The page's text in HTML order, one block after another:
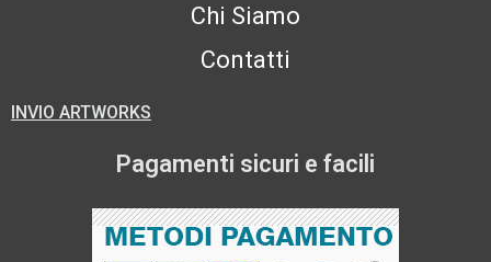
Chi Siamo
Contatti
INVIO ARTWORKS
Pagamenti sicuri e facili